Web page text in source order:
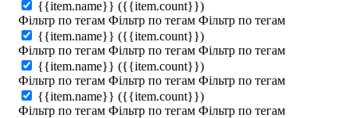
{{item.name}} ({{item.count}})
Фільтр по тегам Фільтр по тегам Фільтр по тегам
{{item.name}} ({{item.count}})
Фільтр по тегам Фільтр по тегам Фільтр по тегам
{{item.name}} ({{item.count}})
Фільтр по тегам Фільтр по тегам Фільтр по тегам
{{item.name}} ({{item.count}})
Фільтр по тегам Фільтр по тегам Фільтр по тегам